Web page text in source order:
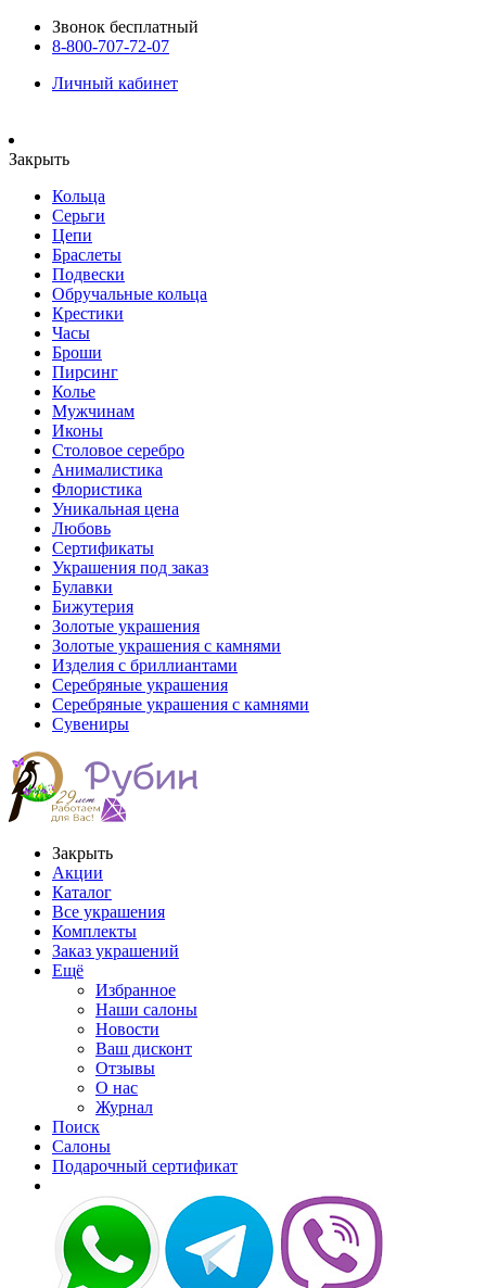
Звонок бесплатный
8-800-707-72-07
Личный кабинет
Закрыть
Кольца
Серьги
Цепи
Браслеты
Подвески
Обручальные кольца
Крестики
Часы
Броши
Пирсинг
Колье
Мужчинам
Иконы
Столовое серебро
Анималистика
Флористика
Уникальная цена
Любовь
Сертификаты
Украшения под заказ
Булавки
Бижутерия
Золотые украшения
Золотые украшения с камнями
Изделия с бриллиантами
Серебряные украшения
Серебряные украшения с камнями
Сувениры
Закрыть
Акции
Каталог
Все украшения
Комплекты
Заказ украшений
Ещё
Избранное
Наши салоны
Новости
Ваш дисконт
Отзывы
О нас
Журнал
Поиск
Салоны
Подарочный сертификат